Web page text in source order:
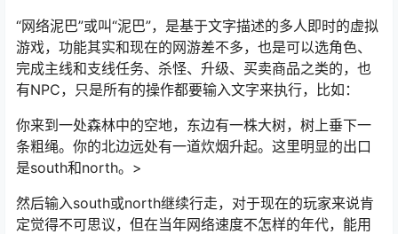
“网络泥巴”或叫“泥巴”，是基于文字描述的多人即时的虚拟
游戏，功能其实和现在的网游差不多，也是可以选角色、
完成主线和支线任务、杀怪、升级、买卖商品之类的，也
有NPC，只是所有的操作都要输入文字来执行，比如：
你来到一处森林中的空地，东边有一株大树，树上垂下一
条粗绳。你的北边远处有一道炊烟升起。这里明显的出口
是south和north。>
然后输入south或north继续行走，对于现在的玩家来说肯
定觉得不可思议，但在当年网络速度不怎样的年代，能用